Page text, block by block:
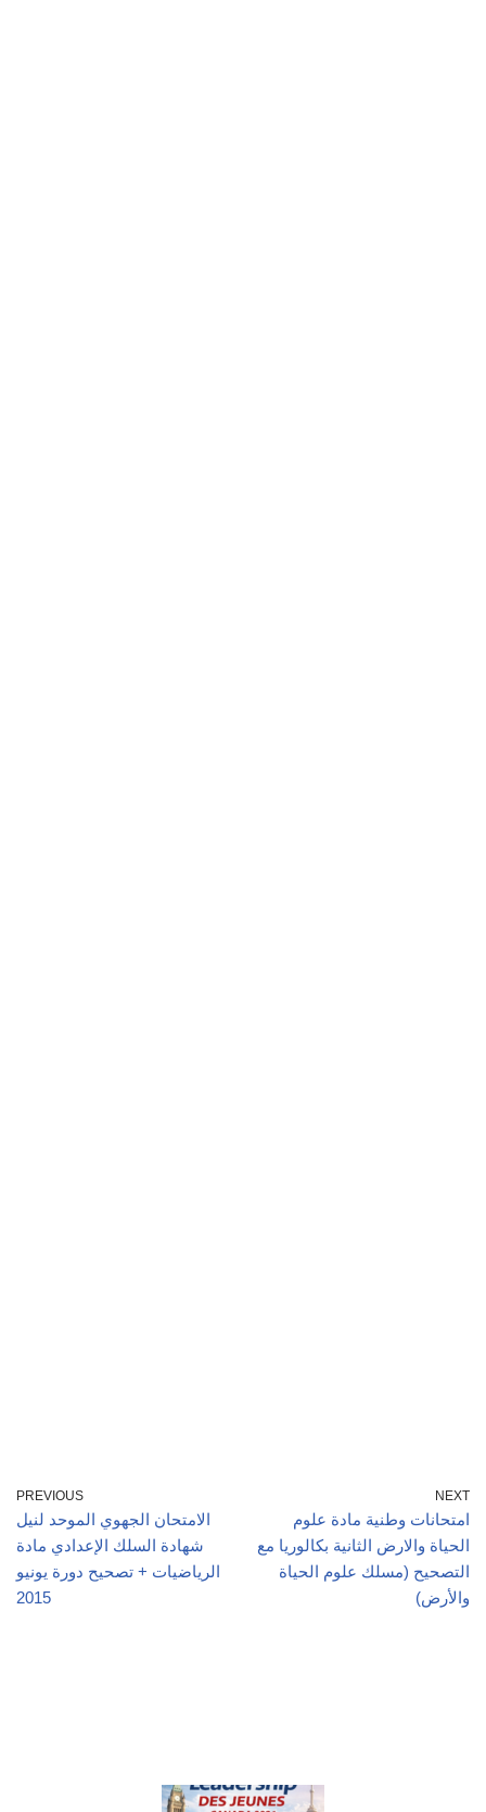
PREVIOUS
الامتحان الجهوي الموحد لنيل
شهادة السلك الإعدادي مادة
الرياضيات + تصحيح دورة يونيو
2015
NEXT
امتحانات وطنية مادة علوم
الحياة والارض الثانية بكالوريا مع
التصحيح (مسلك علوم الحياة
والأرض)